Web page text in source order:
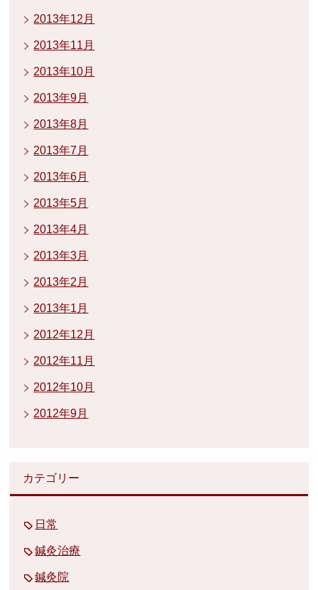
2013年12月
2013年11月
2013年10月
2013年9月
2013年8月
2013年7月
2013年6月
2013年5月
2013年4月
2013年3月
2013年2月
2013年1月
2012年12月
2012年11月
2012年10月
2012年9月
カテゴリー
日常
鍼灸治療
鍼灸院